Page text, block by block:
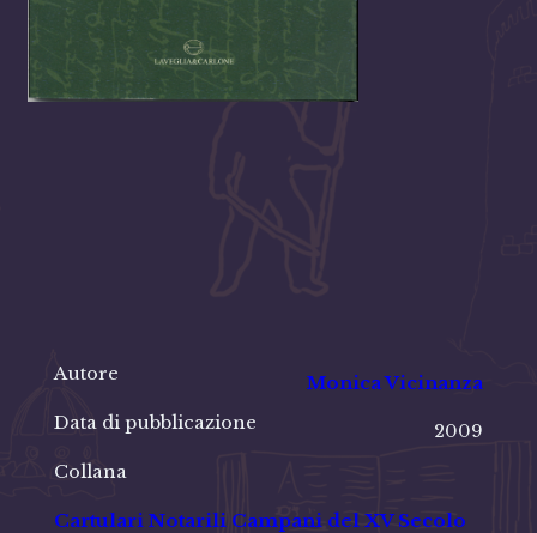
Autore
Monica Vicinanza
Data di pubblicazione
2009
Collana
Cartulari Notarili Campani del XV Secolo